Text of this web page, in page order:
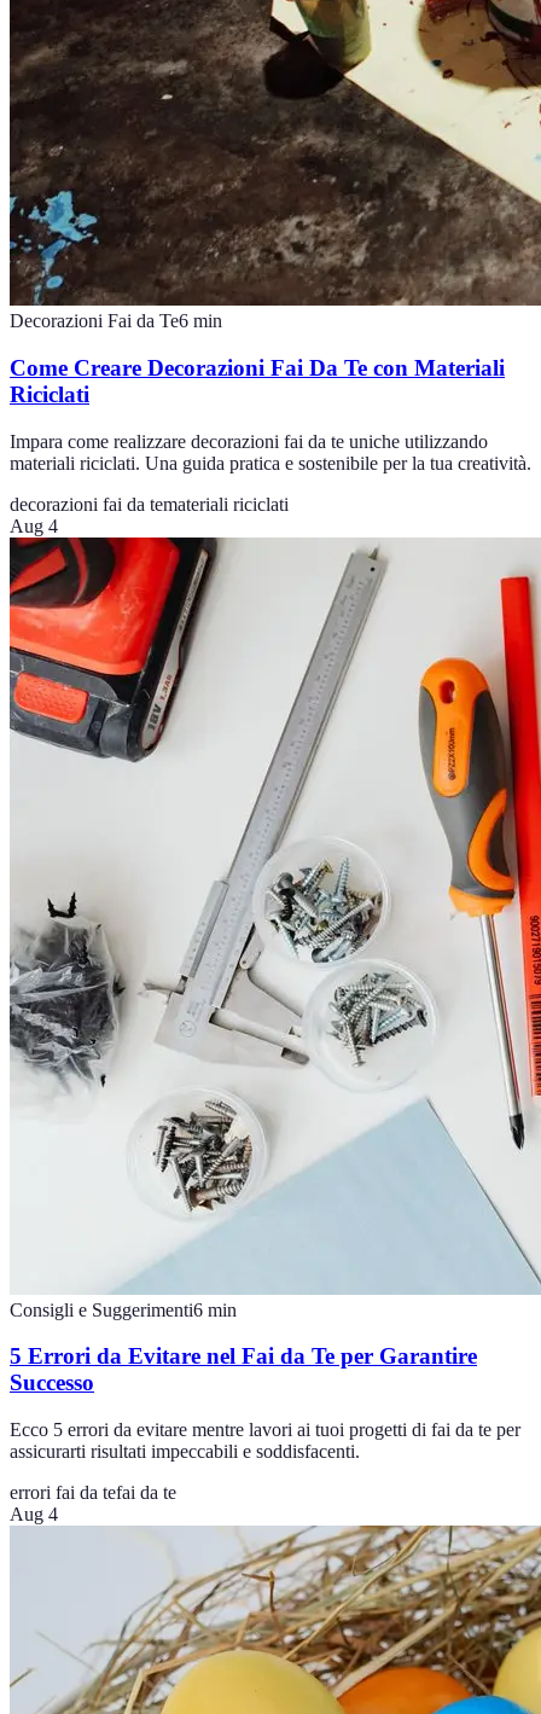
Decorazioni Fai da Te6 min
Come Creare Decorazioni Fai Da Te con Materiali
Riciclati
Impara come realizzare decorazioni fai da te uniche utilizzando
materiali riciclati. Una guida pratica e sostenibile per la tua creatività.
decorazioni fai da temateriali riciclati
Aug 4
Consigli e Suggerimenti6 min
5 Errori da Evitare nel Fai da Te per Garantire
Successo
Ecco 5 errori da evitare mentre lavori ai tuoi progetti di fai da te per
assicurarti risultati impeccabili e soddisfacenti.
errori fai da tefai da te
Aug 4